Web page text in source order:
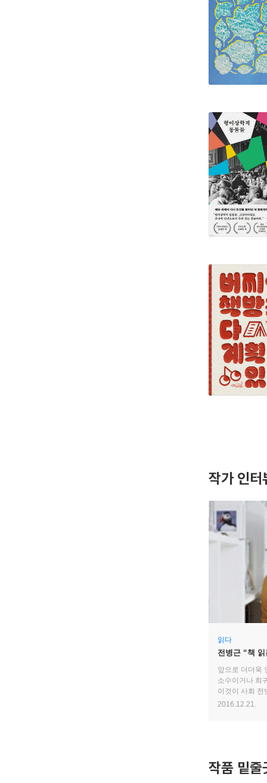
작가 인터
읽다
전병근 “책
앞으로 더더욱
소수이거나 희
이것이 사회 전
생각합니다. 부
2016.12.21.
작품 밑줄